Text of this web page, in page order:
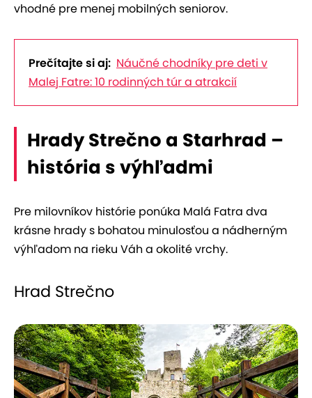
vhodné pre menej mobilných seniorov.
Prečítajte si aj: Náučné chodníky pre deti v
Malej Fatre: 10 rodinných túr a atrakcií
Hrady Strečno a Starhrad –
história s výhľadmi
Pre milovníkov histórie ponúka Malá Fatra dva
krásne hrady s bohatou minulosťou a nádherným
výhľadom na rieku Váh a okolité vrchy.
Hrad Strečno